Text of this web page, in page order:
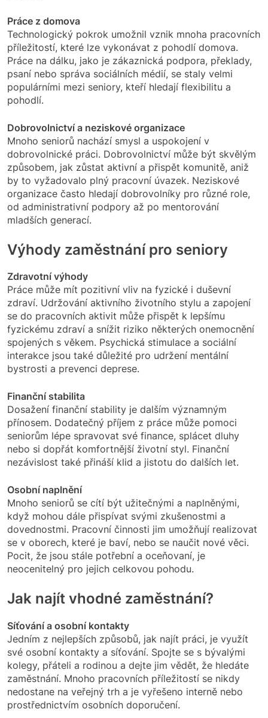
Práce z domova
Technologický pokrok umožnil vznik mnoha pracovních
příležitostí, které lze vykonávat z pohodlí domova.
Práce na dálku, jako je zákaznická podpora, překlady,
psaní nebo správa sociálních médií, se staly velmi
populárními mezi seniory, kteří hledají flexibilitu a
pohodlí.
Dobrovolnictví a neziskové organizace
Mnoho seniorů nachází smysl a uspokojení v
dobrovolnické práci. Dobrovolnictví může být skvělým
způsobem, jak zůstat aktivní a přispět komunitě, aniž
by to vyžadovalo plný pracovní úvazek. Neziskové
organizace často hledají dobrovolníky pro různé role,
od administrativní podpory až po mentorování
mladších generací.
Výhody zaměstnání pro seniory
Zdravotní výhody
Práce může mít pozitivní vliv na fyzické i duševní
zdraví. Udržování aktivního životního stylu a zapojení
se do pracovních aktivit může přispět k lepšímu
fyzickému zdraví a snížit riziko některých onemocnění
spojených s věkem. Psychická stimulace a sociální
interakce jsou také důležité pro udržení mentální
bystrosti a prevenci deprese.
Finanční stabilita
Dosažení finanční stability je dalším významným
přínosem. Dodatečný příjem z práce může pomoci
seniorům lépe spravovat své finance, splácet dluhy
nebo si dopřát komfortnější životní styl. Finanční
nezávislost také přináší klid a jistotu do dalších let.
Osobní naplnění
Mnoho seniorů se cítí být užitečnými a naplněnými,
když mohou dále přispívat svými zkušenostmi a
dovednostmi. Pracovní činnosti jim umožňují realizovat
se v oborech, které je baví, nebo se naučit nové věci.
Pocit, že jsou stále potřební a oceňovaní, je
neocenitelný pro jejich celkovou pohodu.
Jak najít vhodné zaměstnání?
Síťování a osobní kontakty
Jedním z nejlepších způsobů, jak najít práci, je využít
své osobní kontakty a síťování. Spojte se s bývalými
kolegy, přáteli a rodinou a dejte jim vědět, že hledáte
zaměstnání. Mnoho pracovních příležitostí se nikdy
nedostane na veřejný trh a je vyřešeno interně nebo
prostřednictvím osobních doporučení.